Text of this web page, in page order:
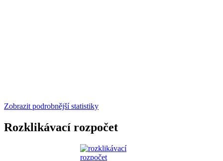
Zobrazit podrobnější statistiky
Rozklikávací rozpočet